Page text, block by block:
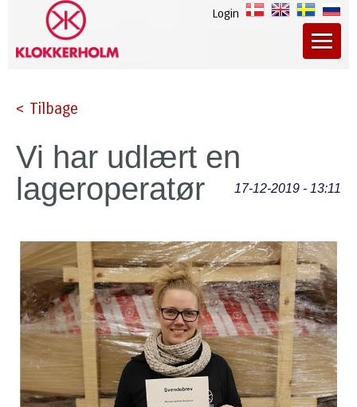
Login
< Tilbage
Vi har udlært en
lageroperatør
17-12-2019 - 13:11